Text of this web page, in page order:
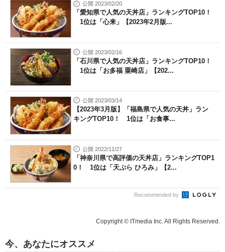
公開 2023/02/20
「愛知県で人気の天丼店」ランキングTOP10！
1位は「心来」【2023年2月版...
公開 2023/02/16
「石川県で人気の天丼店」ランキングTOP10！
1位は「お多福 粟崎店」【202...
公開 2023/03/14
【2023年3月版】「福島県で人気の天丼」ラン
キングTOP10！ 1位は「お食事...
公開 2022/11/27
「神奈川県で高評価の天丼店」ランキングTOP1
0！ 1位は「天ぷら ひろみ」【2...
Recommended by
Copyright © ITmedia Inc. All Rights Reserved.
今、あなたにオススメ